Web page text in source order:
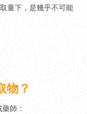
量下，是幾乎不可能
物？
師：